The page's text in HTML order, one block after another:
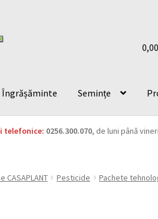
0,00
Îngrășăminte Semințe
telefonice: 0256.300.070, de luni până
CASAPLANT Pesticide Pachete